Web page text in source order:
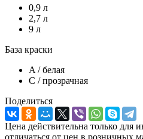
0,9 л
2,7 л
9 л
База краски
A / белая
C / прозрачная
Поделиться
Цена действительна только для
отличаться от цен в розничных